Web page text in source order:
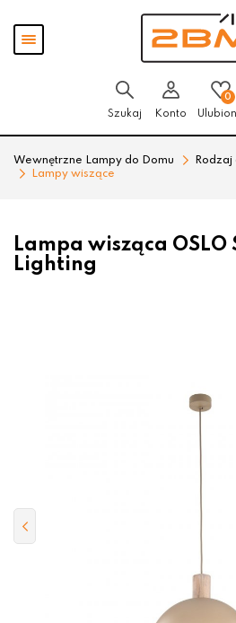
Pokaż
menu
Szukaj Konto
0
Wewnętrzne Lampy do Domu
Lampy wiszące
Lampa wisząca OSLO
Lighting